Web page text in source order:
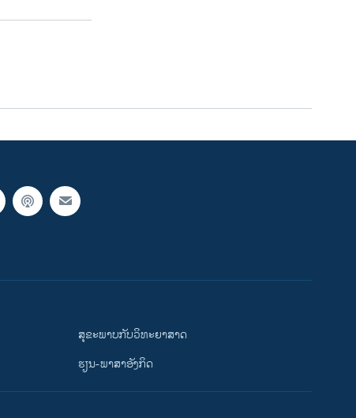
ສຸຂະພາບກັບວິທະຍາສາດ
ຮຽນ-ພາສາອັງກິດ